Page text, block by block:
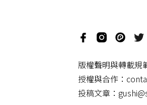
版權聲明與轉載規
授權與合作：
投稿文章：